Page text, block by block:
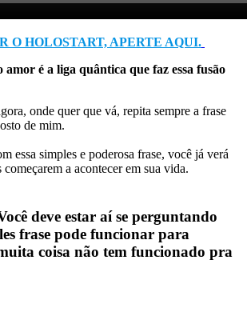
O HOLOSTART, APERTE AQUI.
amor é a liga quântica que faz essa fusão
onde quer que vá, repita sempre a frase
de mim.
essa simples e poderosa frase, você já verá
a acontecer em sua vida.
deve estar aí se perguntando
frase pode funcionar para
coisa não tem funcionado pra